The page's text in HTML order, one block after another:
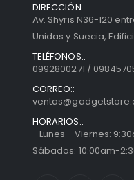
DIRECCIÓN::
Av. Shyris N36-120
Unidas y Suecia,
TELÉFONOS::
0992800271 /
CORREO::
HORARIOS::
- Lunes - Viernes:
Sábados: 10:00am-